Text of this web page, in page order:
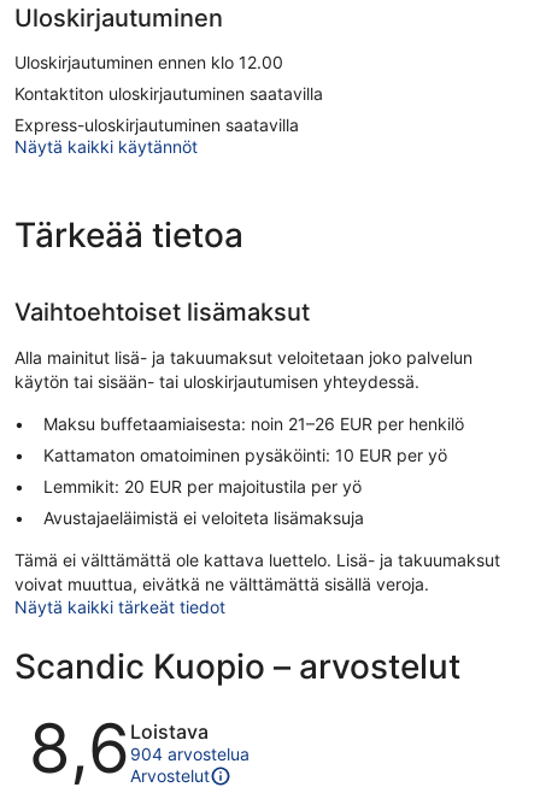
Uloskirjautuminen
Uloskirjautuminen ennen klo 12.00
Kontaktiton uloskirjautuminen saatavilla
Express-uloskirjautuminen saatavilla
Näytä kaikki käytännöt
Tärkeää tietoa
Vaihtoehtoiset lisämaksut
Alla mainitut lisä- ja takuumaksut veloitetaan joko palvelun
käytön tai sisään- tai uloskirjautumisen yhteydessä.
Maksu buffetaamiaisesta: noin 21–26 EUR per henkilö
Kattamaton omatoiminen pysäköinti: 10 EUR per yö
Lemmikit: 20 EUR per majoitustila per yö
Avustajaeläimistä ei veloiteta lisämaksuja
Tämä ei välttämättä ole kattava luettelo. Lisä- ja takuumaksut
voivat muuttua, eivätkä ne välttämättä sisällä veroja.
Näytä kaikki tärkeät tiedot
Scandic Kuopio – arvostelut
Arvostelut
8,6 Loistava
904 arvostelua
Arvostelut